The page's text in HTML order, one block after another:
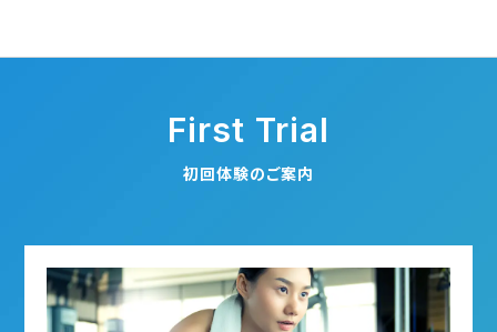
First Trial
初回体験のご案内